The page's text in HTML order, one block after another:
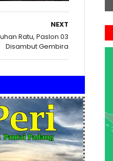
NEXT
Ratu, Paslon 03
Disambut Gembira